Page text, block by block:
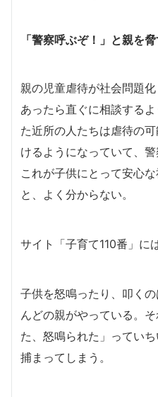
「警察呼ぶぞ！」と親を
親の児童虐待が社会問題
あったら直ぐに相談する
た近所の人たちは虐待の
けるようになっていて、
これが子供にとって安心
と、よく分からない。
サイト「子育て110番」に
子供を怒鳴ったり、叩く
んどの親がやっている。
た、怒鳴られた」ってい
捕まってしまう。